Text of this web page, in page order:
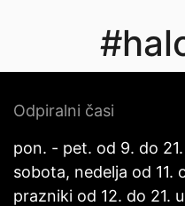
Odpiralni časi
pon. - pet. od 9. do
sobota, nedelja od 11.
prazniki od 12. do 21.